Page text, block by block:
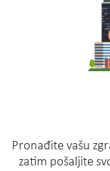
Pronađite vašu
zatim pošaljite